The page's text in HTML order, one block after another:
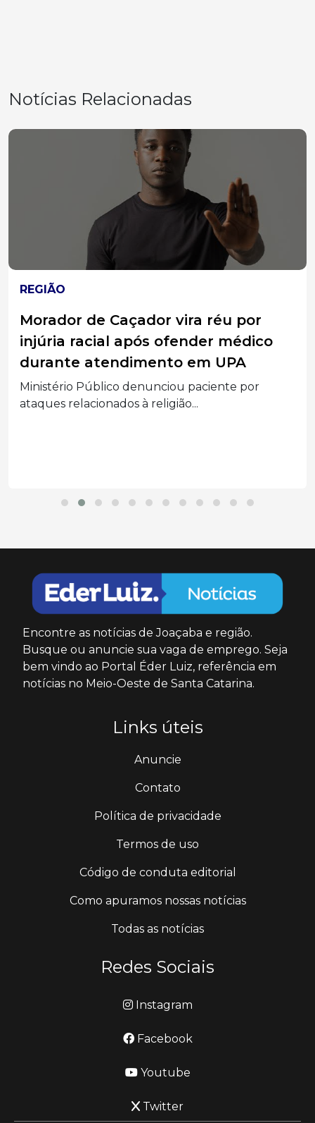
Notícias Relacionadas
REGIÃO
Morador de Caçador vira réu por
injúria racial após ofender médico
durante atendimento em UPA
Ministério Público denunciou paciente por
ataques relacionados à religião...
Encontre as notícias de Joaçaba e região.
Busque ou anuncie sua vaga de emprego. Seja
bem vindo ao Portal Éder Luiz, referência em
notícias no Meio-Oeste de Santa Catarina.
Links úteis
Anuncie
Contato
Política de privacidade
Termos de uso
Código de conduta editorial
Como apuramos nossas notícias
Todas as notícias
Redes Sociais
Instagram
Facebook
Youtube
Twitter